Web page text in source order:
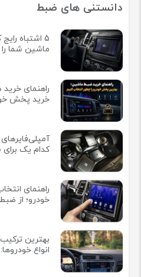
دانستنی های ضبط
5 اشتباه
ماشین شما
راهنمای
خرید پخش
کدام یک
راهنمای
خودرو؛ از ضبط
بهترین
انواع